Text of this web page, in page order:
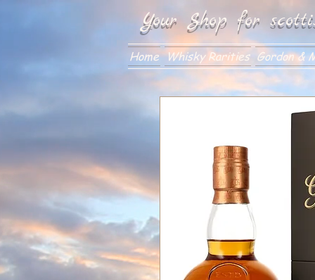
Your Shop for
Home Whisky Rarities Gordon &